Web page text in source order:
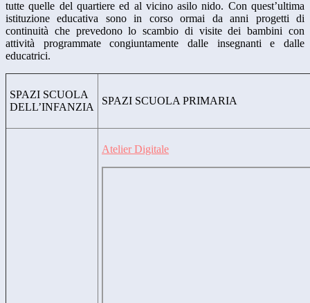
tutte quelle del quartiere ed al vicino asilo nido. Con quest’ultima
istituzione educativa sono in corso ormai da anni progetti di
continuità che prevedono lo scambio di visite dei bambini con
attività programmate congiuntamente dalle insegnanti e dalle
educatrici.
SPAZI SCUOLA
DELL’INFANZIA
SPAZI SCUOLA PRIMARIA
Atelier Digitale